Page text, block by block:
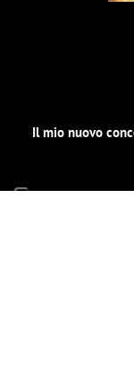
Il mio nuovo